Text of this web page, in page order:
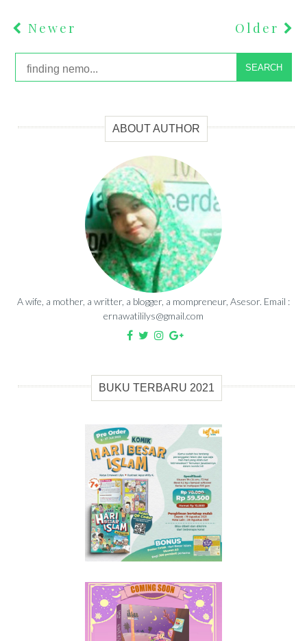
Newer Older
SEARCH
ABOUT AUTHOR
A wife, a mother, a writter, a blogger, a mompreneur, Asesor. Email :
ernawatililys@gmail.com
BUKU TERBARU 2021